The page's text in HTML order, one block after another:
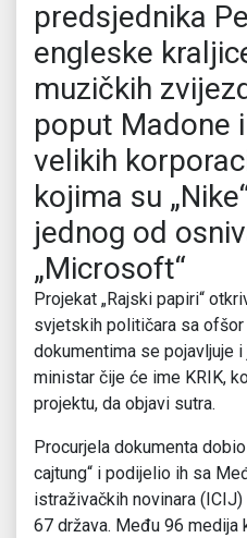
predsjednika
engleske
muzičkih
poput Madone
velikih
kojima su
jednog od
„Microsoft“
Projekat „Rajski papiri“
svjetskih političara sa ofšor
dokumentima se pojavljuje
ministar čije će ime KRIK,
projektu, da objavi sutra.
Procurjela dokumenta
cajtung“ i podijelio ih sa
istraživačkih novinara
67 država. Među 96 medija